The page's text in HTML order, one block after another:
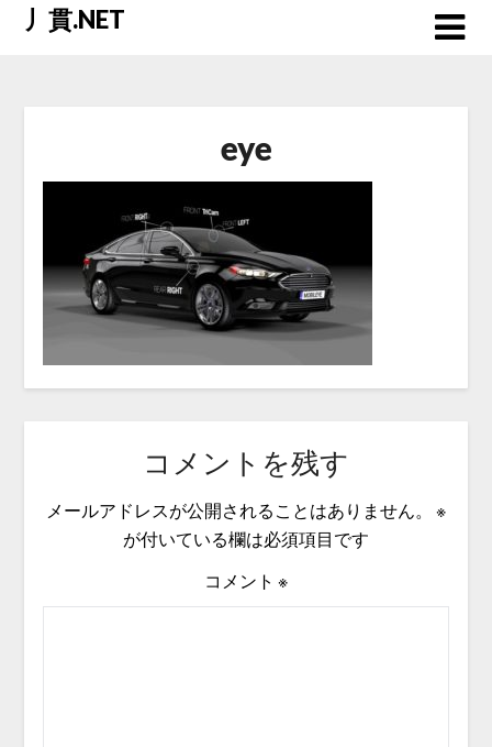
Skip丿貫.NET
eye
コメントを残す
メールアドレスが公開されることはありません。
※
が付いている欄は必須項目です
コメント ※